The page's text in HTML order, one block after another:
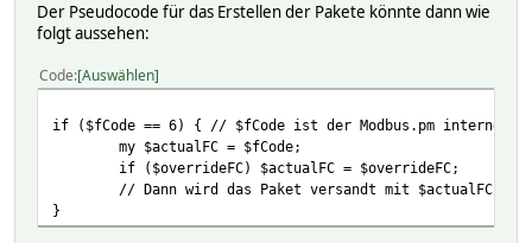
Der Pseudocode für das Erstellen der Pakete könnte dann wie
folgt aussehen:
Code Auswählen
if ($fCode == 6) { // $fCode ist der Modbus.pm interne
my $actualFC = $fCode;
if ($overrideFC) $actualFC = $overrideFC;
// Dann wird das Paket versandt mit $actualFC -
}